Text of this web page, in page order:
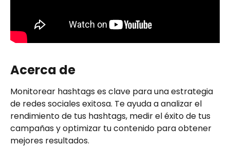
Acerca de
Monitorear hashtags es clave para una estrategia
de redes sociales exitosa. Te ayuda a analizar el
rendimiento de tus hashtags, medir el éxito de tus
campañas y optimizar tu contenido para obtener
mejores resultados.